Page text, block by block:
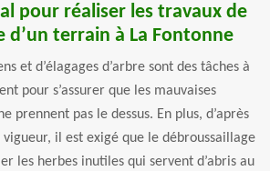
pour réaliser les travaux de
d’un terrain à La Fontonne
et d’élagages d’arbre sont des tâches à
pour s’assurer que les mauvaises
prennent pas le dessus. En plus, d’après
il est exigé que le débroussaillage
les herbes inutiles qui servent d’abris au